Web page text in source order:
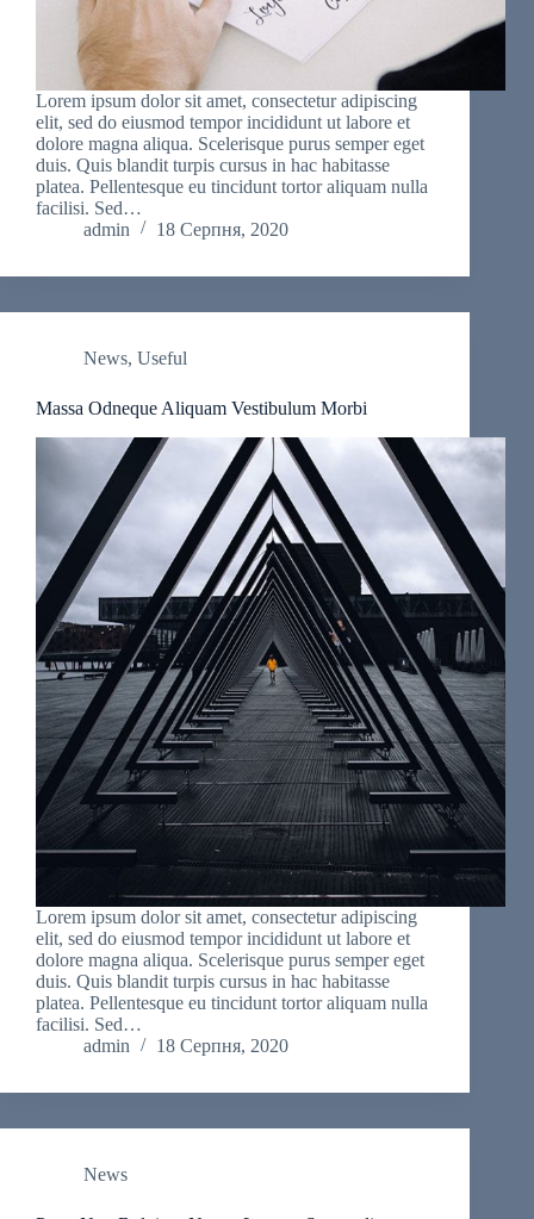
Lorem ipsum dolor sit amet, consectetur adipiscing
elit, sed do eiusmod tempor incididunt ut labore et
dolore magna aliqua. Scelerisque purus semper eget
duis. Quis blandit turpis cursus in hac habitasse
platea. Pellentesque eu tincidunt tortor aliquam nulla
facilisi. Sed…
admin
18 Серпня, 2020
News, Useful
Massa Odneque Aliquam Vestibulum Morbi
Lorem ipsum dolor sit amet, consectetur adipiscing
elit, sed do eiusmod tempor incididunt ut labore et
dolore magna aliqua. Scelerisque purus semper eget
duis. Quis blandit turpis cursus in hac habitasse
platea. Pellentesque eu tincidunt tortor aliquam nulla
facilisi. Sed…
admin
18 Серпня, 2020
News